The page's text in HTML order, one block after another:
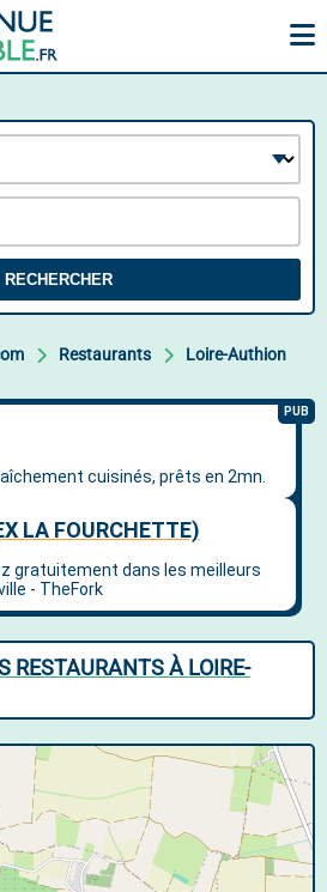
RECHERCHER
Restaurants Loire-Authion
RESTAURANTS À LOIRE-